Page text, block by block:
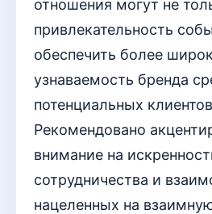
отношения могут не
привлекательность
обеспечить более
узнаваемость бренда
потенциальных
Рекомендовано
внимание на
сотрудничества и
нацеленных на